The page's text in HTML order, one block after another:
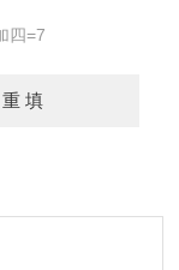
四=7